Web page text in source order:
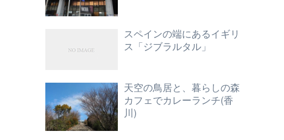
スペインの端にあるイギリ
ス「ジブラルタル」
天空の鳥居と、暮らしの森
カフェでカレーランチ(香
川)